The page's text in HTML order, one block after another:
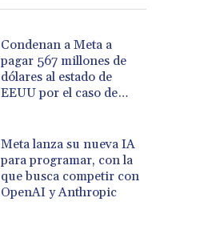
Condenan a Meta a
pagar 567 millones de
dólares al estado de
EEUU por el caso de
Meta lanza su nueva IA
para programar, con la
que busca competir con
OpenAI y Anthropic